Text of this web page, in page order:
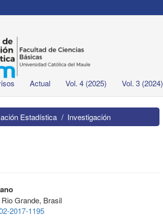
Actual Vol. 4 (2025) Vol. 3 (2024)
Estadística Investigación
Grande, Brasil
2017-1195